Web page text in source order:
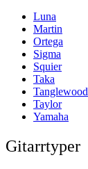
Luna
Martin
Ortega
Sigma
Squier
Taka
Tanglewood
Taylor
Yamaha
Gitarrtyper